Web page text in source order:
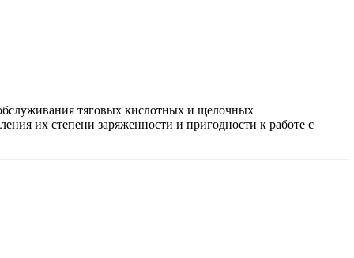
тяговых кислотных и щелочных
их степени заряженности и пригодности к работе с